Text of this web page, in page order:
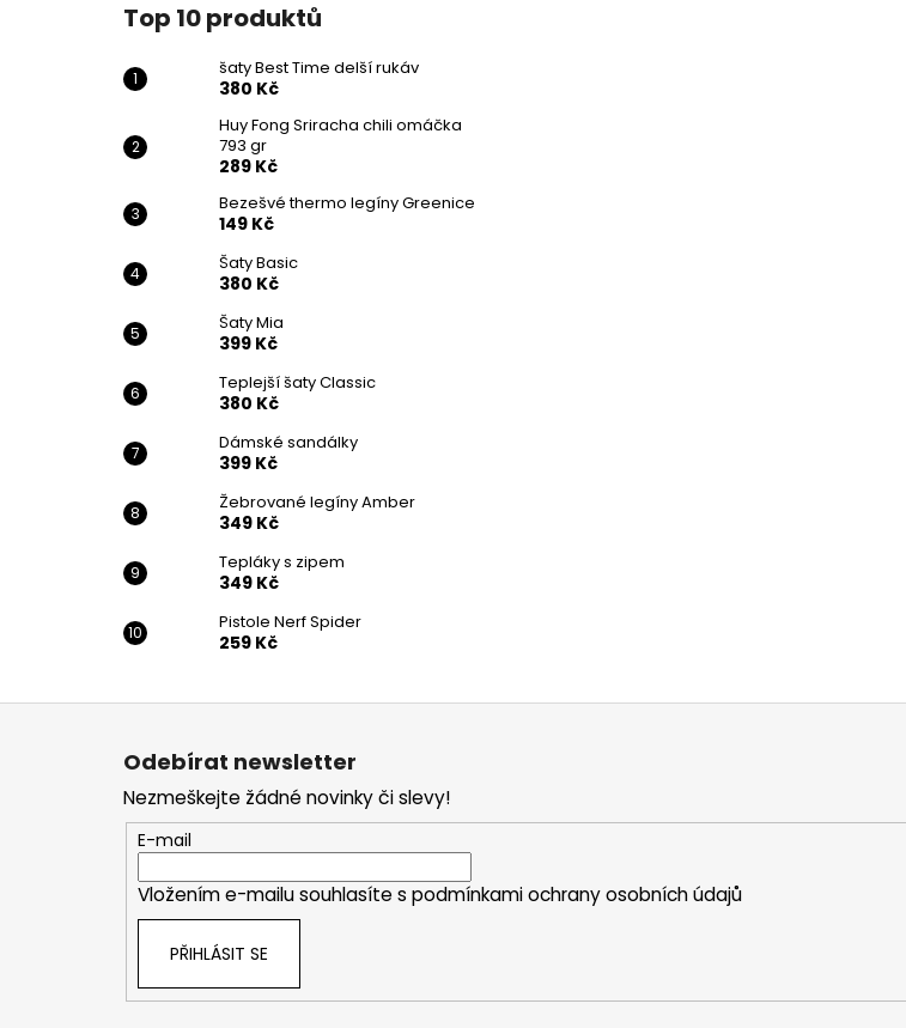
Top 10 produktů
šaty Best Time delší rukáv
380 Kč
Huy Fong Sriracha chili omáčka
793 gr
289 Kč
Bezešvé thermo legíny Greenice
149 Kč
Šaty Basic
380 Kč
Šaty Mia
399 Kč
Teplejší šaty Classic
380 Kč
Dámské sandálky
399 Kč
Žebrované legíny Amber
349 Kč
Tepláky s zipem
349 Kč
Pistole Nerf Spider
259 Kč
Z
Odebírat newsletter
Nezmeškejte žádné novinky či slevy!
E-mail
Vložením e-mailu souhlasíte s podmínkami ochrany osobních údajů
PŘIHLÁSIT SE